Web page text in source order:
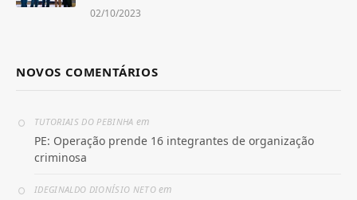
02/10/2023
NOVOS COMENTÁRIOS
TUTORIAIS DO PEBINHA em
PE: Operação prende 16 integrantes de organização
criminosa
IDEGINALDO DIONÍSIO NETOem